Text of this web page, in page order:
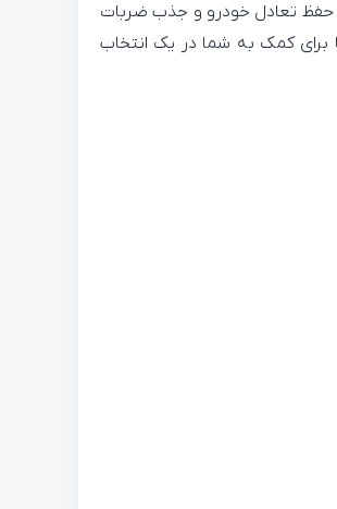
حفظ تعادل خودرو و جذب ضربات
برای کمک به شما در یک انتخاب